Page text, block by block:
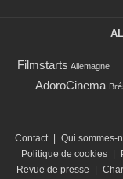
Filmstarts Allemagne
AdoroCinema
Contact | Qui sommes-
Politique de cookies |
Revue de presse
|